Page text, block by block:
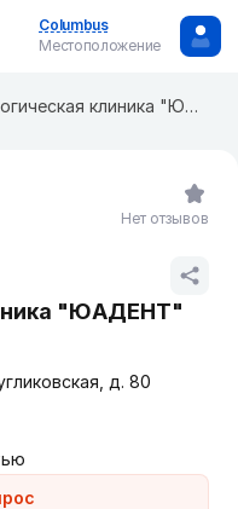
Columbus
Местоположение
Стоматологическая клиника "ЮАДЕНТ"
"ЮАДЕНТ"
д. 80
Нет отзывов